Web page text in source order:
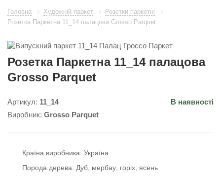
Головна Художній паркет
Розетки паркетні
Розетка Паркетна 11_14 палацова Grosso Parquet
Розетка Паркетна 11_14 палацова
Grosso Parquet
Артикул: 11_14
В наявності
Виробник: Grosso Parquet
Країна виробника: Україна
Порода дерева: Дуб мербау горіх ясень